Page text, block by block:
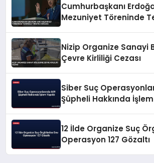
Cumhurbaşkanı
Mezuniyet Töreninde
Nizip Organize Sanayi
Çevre Kirliliği Cezası
Siber Suç
Şüpheli Hakkında İşlem
12 İlde Organize Suç
Operasyon 127 Gözaltı